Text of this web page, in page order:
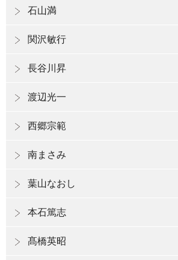
石山満
関沢敏行
長谷川昇
渡辺光一
西郷宗範
南まさみ
葉山なおし
本石篤志
髙橋英昭